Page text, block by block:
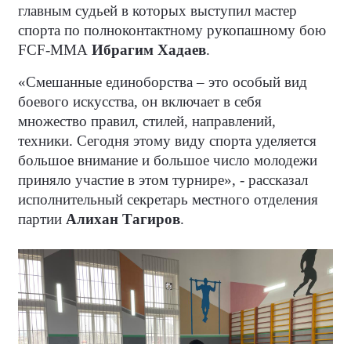
главным судьей в которых выступил мастер
спорта по полноконтактному рукопашному бою
FCF-ММА Ибрагим Хадаев.
«Смешанные единоборства – это особый вид
боевого искусства, он включает в себя
множество правил, стилей, направлений,
техники. Сегодня этому виду спорта уделяется
большое внимание и большое число молодежи
приняло участие в этом турнире», - рассказал
исполнительный секретарь местного отделения
партии Алихан Тагиров.